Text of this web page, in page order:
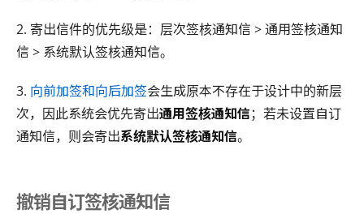
2. 寄出信件的优先级是：层次签核通知信 > 通用签核通知
信 > 系统默认签核通知信。
3. 向前加签和向后加签会生成原本不存在于设计中的新层
次，因此系统会优先寄出通用签核通知信；若未设置自订
通知信，则会寄出系统默认签核通知信。
撤销自订签核通知信